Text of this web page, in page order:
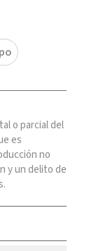
o parcial del
es
no
y un delito de